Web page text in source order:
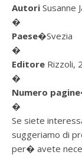
Autori Susanne
�
Paese�Svezia
�
Editore Rizzoli,
�
Numero pagine
�
Se siete
suggeriamo di
per� avete